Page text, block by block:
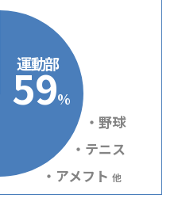
59
運動部
%
・野球
・テニス
・アメフト 他